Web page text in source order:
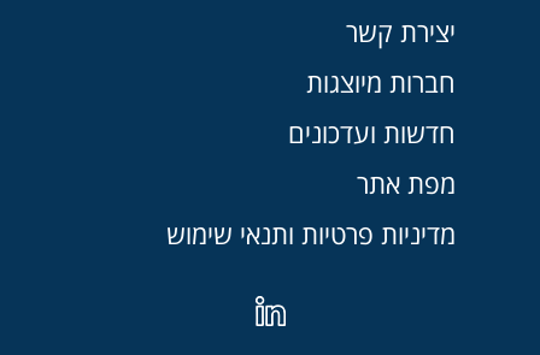
יצירת קשר
חברות מיוצגות
חדשות ועדכונים
מפת אתר
מדיניות פרטיות ותנאי שימוש